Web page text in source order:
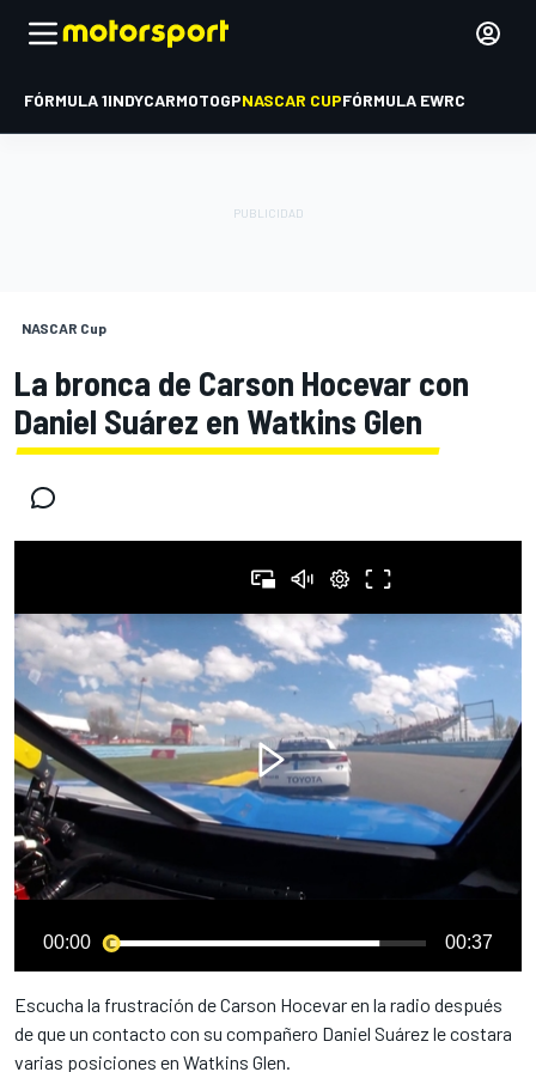
FÓRMULA 1INDYCARMOTOGPNASCAR CUPFÓRMULA EWRC
NASCAR Cup
La bronca de Carson Hocevar con
Daniel Suárez en Watkins Glen
00:00 00:37
Escucha la frustración de Carson Hocevar en la radio después
de que un contacto con su compañero Daniel Suárez le costara
varias posiciones en Watkins Glen.